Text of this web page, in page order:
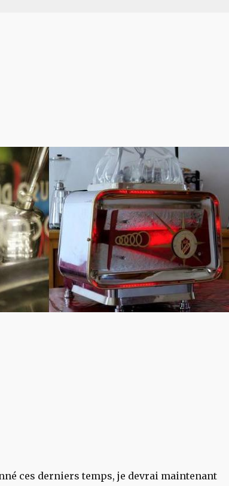
ces derniers temps, je devrai maintenant